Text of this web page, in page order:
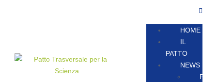
HOME
IL
PATTO
NEWS